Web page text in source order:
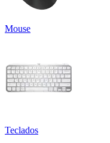
Mouse
Teclados